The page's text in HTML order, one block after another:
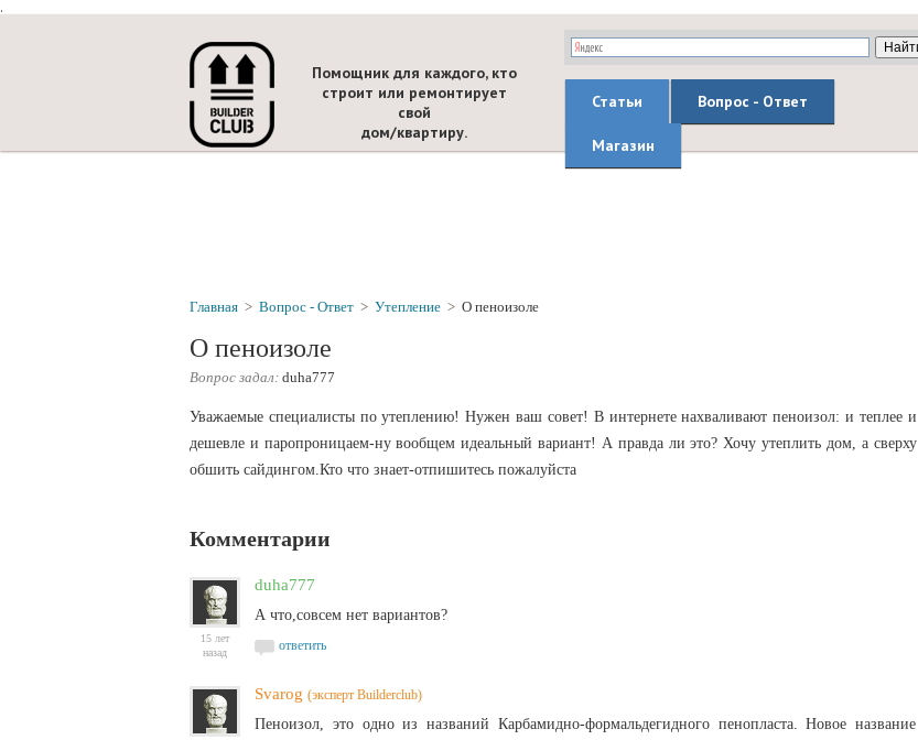
.
Помощник для каждого, кто
строит или ремонтирует
свой
дом/квартиру.
Статьи Вопрос - Ответ
Магазин
Главная > Вопрос - Ответ > Утепление > О пеноизоле
О пеноизоле
Вопрос задал: duha777
Уважаемые специалисты по утеплению! Нужен ваш совет! В интернете нахваливают пеноизол: и теплее и
дешевле и паропроницаем-ну вообщем идеальный вариант! А правда ли это? Хочу утеплить дом, а сверху
обшить сайдингом.Кто что знает-отпишитесь пожалуйста
Комментарии
15 лет
назад
duha777
А что,совсем нет вариантов?
ответить
Svarog (эксперт Builderclub)
Пеноизол, это одно из названий Карбамидно-формальдегидного пенопласта. Новое название